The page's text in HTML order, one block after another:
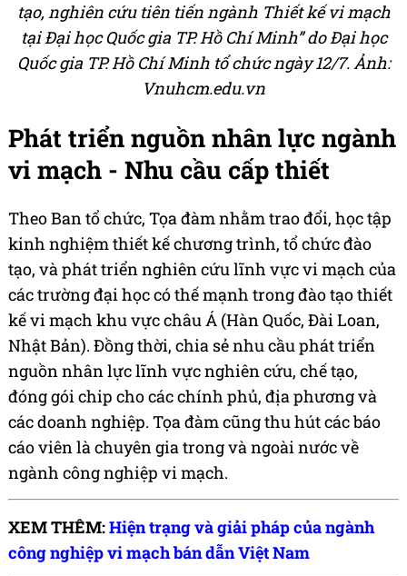
tạo, nghiên cứu tiên tiến ngành Thiết kế vi mạch
tại Đại học Quốc gia TP. Hồ Chí Minh” do Đại học
Quốc gia TP. Hồ Chí Minh tổ chức ngày 12/7. Ảnh:
Vnuhcm.edu.vn
Phát triển nguồn nhân lực ngành
vi mạch - Nhu cầu cấp thiết
Theo Ban tổ chức, Tọa đàm nhằm trao đổi, học tập
kinh nghiệm thiết kế chương trình, tổ chức đào
tạo, và phát triển nghiên cứu lĩnh vực vi mạch của
các trường đại học có thế mạnh trong đào tạo thiết
kế vi mạch khu vực châu Á (Hàn Quốc, Đài Loan,
Nhật Bản). Đồng thời, chia sẻ nhu cầu phát triển
nguồn nhân lực lĩnh vực nghiên cứu, chế tạo,
đóng gói chip cho các chính phủ, địa phương và
các doanh nghiệp. Tọa đàm cũng thu hút các báo
cáo viên là chuyên gia trong và ngoài nước về
ngành công nghiệp vi mạch.
XEM THÊM:Hiện trạng và giải pháp của ngành
công nghiệp vi mạch bán dẫn Việt Nam